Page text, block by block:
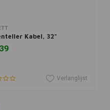
Kabel, 32"
Verlanglijst